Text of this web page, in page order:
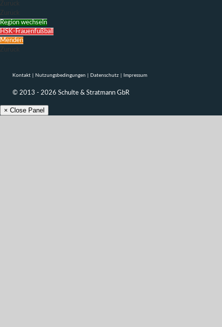
Zurück
Zurück
Region wechseln
HSK-Frauenfußball
Menden
Zurück
Kontakt Nutzungsbedingungen Datenschutz Impressum
© 2013 - 2026 Schulte & Stratmann GbR
× Close Panel